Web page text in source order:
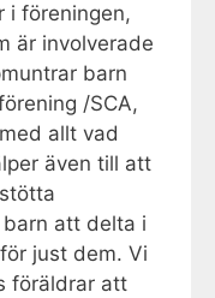
i föreningen,
är involverade
barn
/SCA,
allt vad
även till att
att delta i
just dem. Vi
föräldrar att